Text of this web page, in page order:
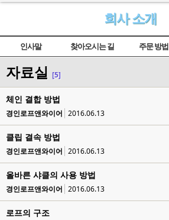
회사 소개
인사말 찾아오시는 길 주문 방법
자료실 [5]
체인 결합 방법
경인로프앤와이어 2016.06.13
클립 결속 방법
경인로프앤와이어 2016.06.13
올바른 샤클의 사용 방법
경인로프앤와이어 2016.06.13
로프의 구조